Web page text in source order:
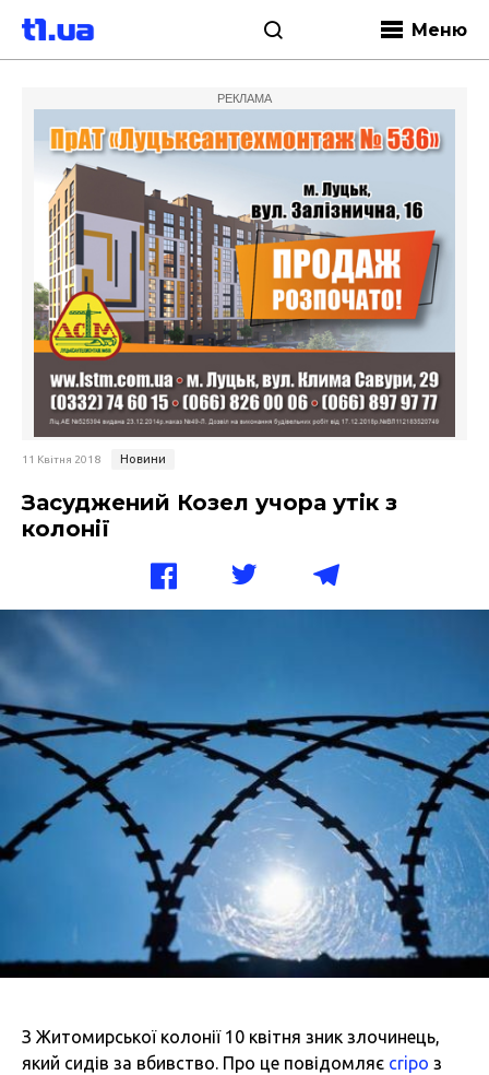
Меню
РЕКЛАМА
11 Квітня 2018 Новини
Засуджений Козел учора утік з
колонії
З Житомирської колонії 10 квітня зник злочинець,
який сидів за вбивство. Про це повідомляє cripo з